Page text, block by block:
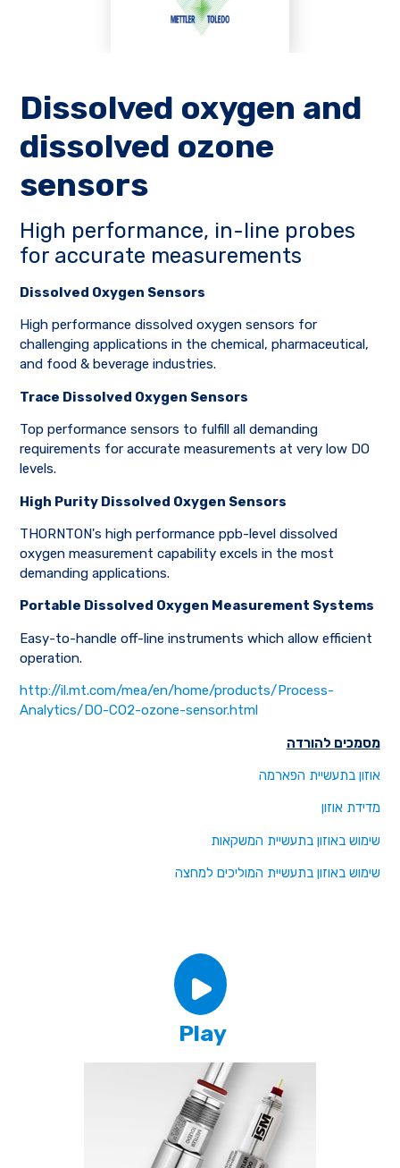
Dissolved oxygen and
dissolved ozone
sensors
High performance, in-line probes
for accurate measurements
Dissolved Oxygen Sensors
High performance dissolved oxygen sensors for
challenging applications in the chemical, pharmaceutical,
and food & beverage industries.
Trace Dissolved Oxygen Sensors
Top performance sensors to fulfill all demanding
requirements for accurate measurements at very low DO
levels.
High Purity Dissolved Oxygen Sensors
THORNTON's high performance ppb-level dissolved
oxygen measurement capability excels in the most
demanding applications.
Portable Dissolved Oxygen Measurement Systems
Easy-to-handle off-line instruments which allow efficient
operation.
http://il.mt.com/mea/en/home/products/Process-
Analytics/DO-CO2-ozone-sensor.html
מסמכים להורדה
אוזון בתעשיית הפארמה
מדידת אוזון
שימוש באוזון בתעשיית המשקאות
שימוש באוזון בתעשיית המוליכים למחצה
Play